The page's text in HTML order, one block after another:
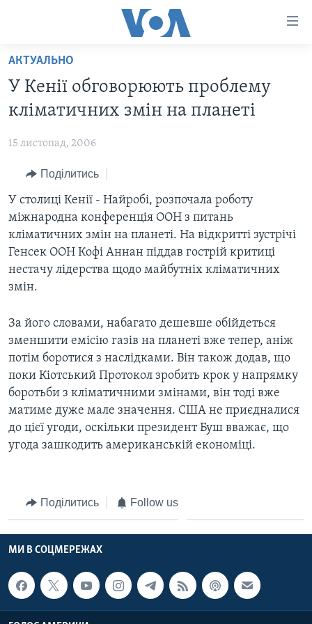
Перейти
матеріалу
Перейти
меню
Перейти
до
Пошуку
США
УКРАЇНА
ВІЙНА - ЦЕ ОСОБИСТЕ
УКРАЇНЦІ У СВІТІ
НАУКА
ЗДОРОВ'Я
СУСПІЛЬСТВО
ЕКОНОМІКА
ІСТОРІЇ УСПІХУ УКРАЇНЦІВ
ПОЛІТИКА В США
АДМІНІСТРАЦІЯ ПРЕЗИДЕНТА ТРАМПА: ПЕРШІ 100
УКРАЇНЦІ В АМЕРИЦІ
УКРАЇНА
ІНТЕРВ'Ю
БОРОТЬБА З ДЕЗІНФОРМАЦІЄЮ
ТЕЛЕПРОГРАМИ
ЧАС-TIME
БРИФІНГ ГОЛОСУ АМЕРИКИ
СТУДІЯ ВАШИНГТОН
ENGLISH
Learning English
МИ В СОЦМЕРЕЖАХ
Мови
АКТУАЛЬНО
У Кенії обговорюють проблему
кліматичних змін на планеті
15 листопад, 2006
Поділитись
У столиці Кенії - Найробі, розпочала роботу
міжнародна конференція ООН з питань
кліматичних змін на планеті. На відкритті зустрічі
Генсек ООН Кофі Аннан піддав гострій критиці
нестачу лідерства щодо майбутніх кліматичних
змін.
За його словами, набагато дешевше обійдеться
зменшити емісію газів на планеті вже тепер, аніж
потім боротися з наслідками. Він також додав, що
поки Кіотський Протокол зробить крок у напрямку
боротьби з кліматичними змінами, він тоді вже
матиме дуже мале значення. США не приєдналися
до цієї угоди, оскільки президент Буш вважає, що
угода зашкодить американській економіці.
Поділитись Follow us
МИ В СОЦМЕРЕЖАХ